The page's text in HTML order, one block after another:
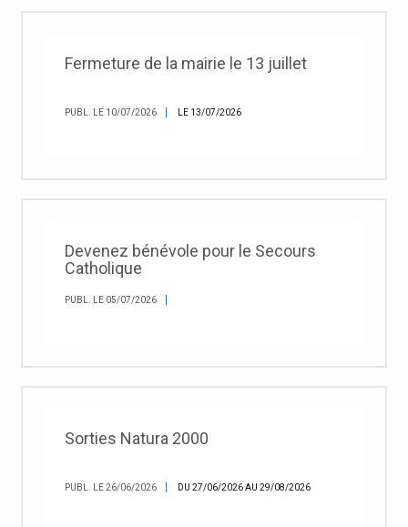
Fermeture de la mairie le 13 juillet
PUBL. LE 10/07/2026 LE 13/07/2026
Devenez bénévole pour le Secours
Catholique
PUBL. LE 05/07/2026
Sorties Natura 2000
PUBL. LE 26/06/2026 DU 27/06/2026 AU 29/08/2026